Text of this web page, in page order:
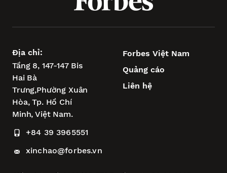
Địa chỉ:
Tầng 8, 147-147 Bis
Hai Bà
Trưng,Phường Xuân
Hòa,Tp. Hồ Chí
Minh, Việt Nam.
+84 39 3965551
xinchao@forbes.vn
Forbes Việt Nam
Quảng cáo
Liên hệ